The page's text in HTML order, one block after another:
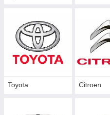
Toyota Citroen